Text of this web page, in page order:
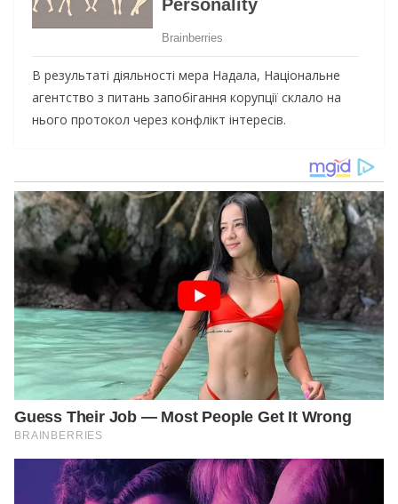
В результаті діяльності мера Надала, Національне
агентство з питань запобігання корупції склало на
нього протокол через конфлікт інтересів.